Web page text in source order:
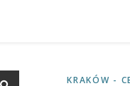
KRAKÓW -